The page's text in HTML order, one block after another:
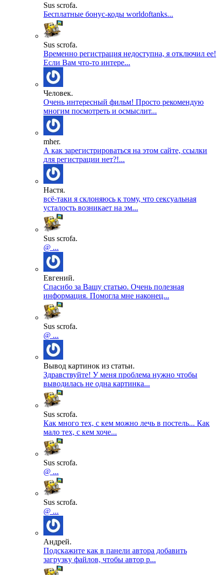
Sus scrofa.
Бесплатные бонус-коды worldoftanks...
Sus scrofa.
Временно регистрация недоступна, я отключил ее!
Если Вам что-то интере...
Человек.
Очень интересный фильм! Просто рекомендую
многим посмотреть и осмыслит...
mher.
А как зарегистрироваться на этом сайте, ссылки
для регистрации нет?!...
Настя.
всё-таки я склоняюсь к тому, что сексуальная
усталость возникает на эм...
Sus scrofa.
@ ...
Евгений.
Спасибо за Вашу статью. Очень полезная
информация. Помогла мне наконец...
Sus scrofa.
@ ...
Вывод картинок из статьи.
Здравствуйте! У меня проблема нужно чтобы
выводилась не одна картинка...
Sus scrofa.
Как много тех, с кем можно лечь в постель... Как
мало тех, с кем хоче...
Sus scrofa.
@ ...
Sus scrofa.
@ ...
Андрей.
Подскажите как в панели автора добавить
загрузку файлов, чтобы автор р...